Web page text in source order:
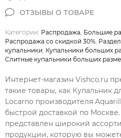
Категории: Распродажа Большие
Распродажа со скидкой 30%
купальники Купальники больших
Слитные купальники больших
Интернет-магазин Vishco.ru
такие товары, как Купальник
Locarno производителя
быстрой доставкой по
представлен широкий
продукции, которую вы